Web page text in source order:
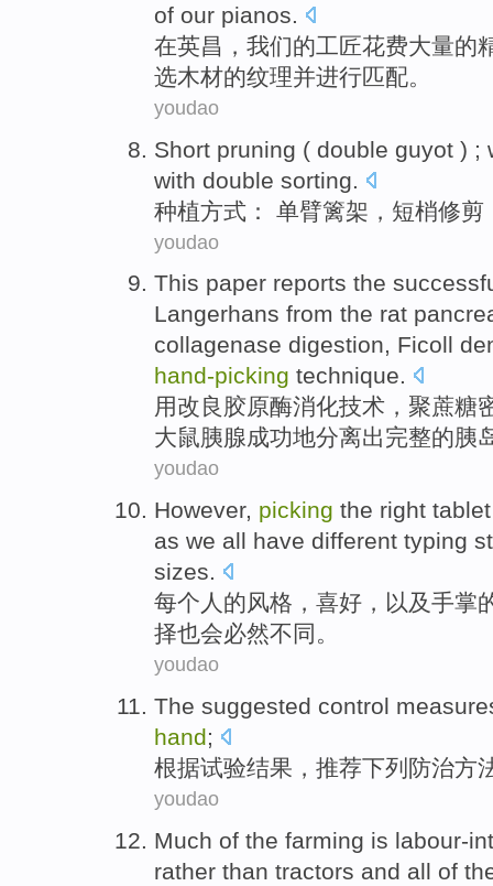
of our pianos.
在英昌， 我们的工匠花费大量的
选木材的纹理并进行匹配。
youdao
Short pruning ( double guyot ) ;
with double sorting
种植方式： 单臂篱架， 短梢修剪
youdao
This paper reports the
Langerhans from the rat
collagenase digestion, Ficoll
hand-picking technique.
用改良 胶原酶消化技术 ，聚蔗糖
大鼠胰腺成功地分离出完整的胰
youdao
However, picking the right
as we all have different typing
sizes.
每个 人 的风格 ， 喜好 ，以及手掌
择也会必然不同 。
youdao
The suggested control
hand;
根据试验结果 ，推荐下列 防治方
youdao
Much of the farming is labour-
rather than tractors and all of